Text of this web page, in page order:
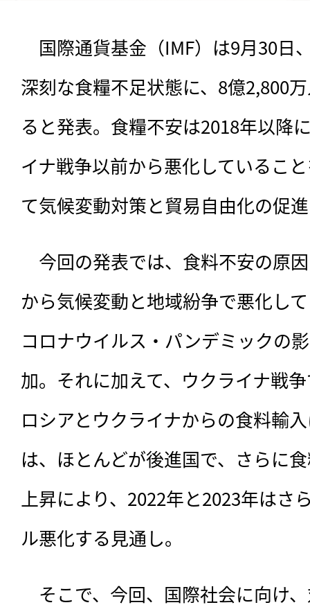
国際通貨基金（IMF）は9月30日
深刻な食糧不足状態に、8億2,800
ると発表。食糧不安は2018年以降
イナ戦争以前から悪化しているこ
て気候変動対策と貿易自由化の促
今回の発表では、 食料不安の原
から気候変動と地域紛争で悪化し
コロナウイルス・パンデミックの
加。それに加えて、ウクライナ戦
ロシアとウクライナからの食料輸
は、ほとんどが後進国で、さらに
上昇により、2022年と2023年はさ
ル悪化する見通し。
そこで、今回、国際社会に向け